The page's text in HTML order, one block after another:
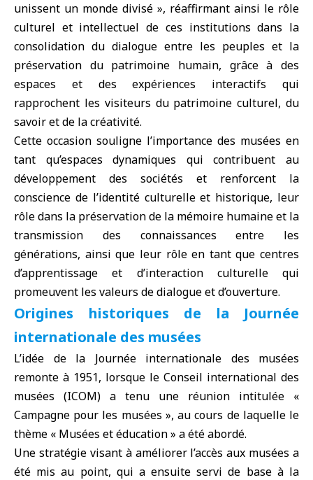
unissent un monde divisé », réaffirmant ainsi le rôle
culturel et intellectuel de ces institutions dans la
consolidation du dialogue entre les peuples et la
préservation du patrimoine humain, grâce à des
espaces et des expériences interactifs qui
rapprochent les visiteurs du patrimoine culturel, du
savoir et de la créativité.
Cette occasion souligne l’importance des musées en
tant qu’espaces dynamiques qui contribuent au
développement des sociétés et renforcent la
conscience de l’identité culturelle et historique, leur
rôle dans la préservation de la mémoire humaine et la
transmission des connaissances entre les
générations, ainsi que leur rôle en tant que centres
d’apprentissage et d’interaction culturelle qui
promeuvent les valeurs de dialogue et d’ouverture.
Origines historiques de la Journée
internationale des musées
L’idée de la Journée internationale des musées
remonte à 1951, lorsque le Conseil international des
musées (ICOM) a tenu une réunion intitulée «
Campagne pour les musées », au cours de laquelle le
thème « Musées et éducation » a été abordé.
Une stratégie visant à améliorer l’accès aux musées a
été mis au point, qui a ensuite servi de base à la